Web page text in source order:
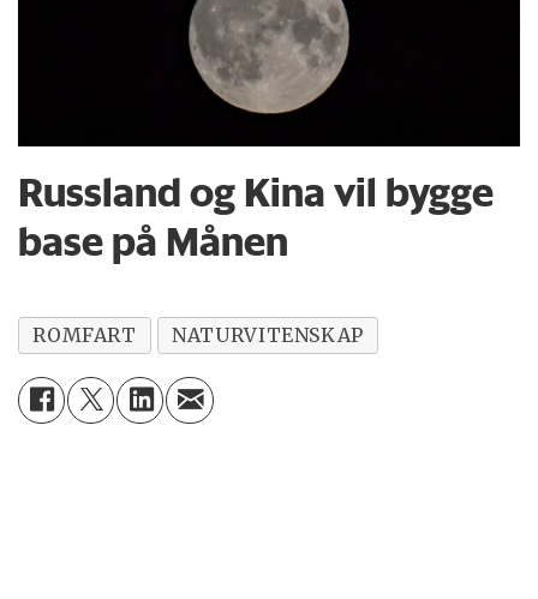
Russland og Kina vil bygge
base på Månen
ROMFART NATURVITENSKAP